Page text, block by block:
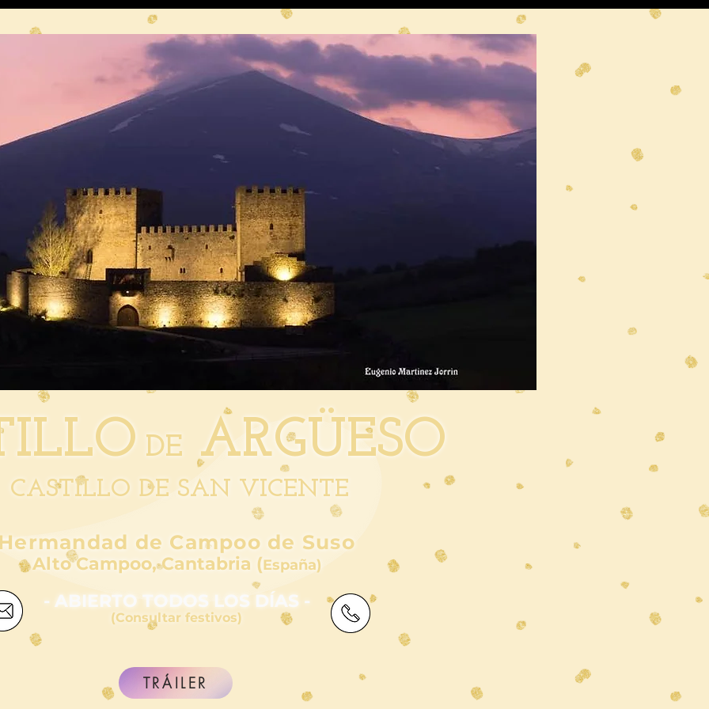
O DE ARGÜESO
CASTILLO DE SAN VICENTE
de Campoo de Suso
Alto Campoo, Cantabria (España)
- ABIERTO TODOS LOS DÍAS -
(Consultar festivos)
TRÁILER